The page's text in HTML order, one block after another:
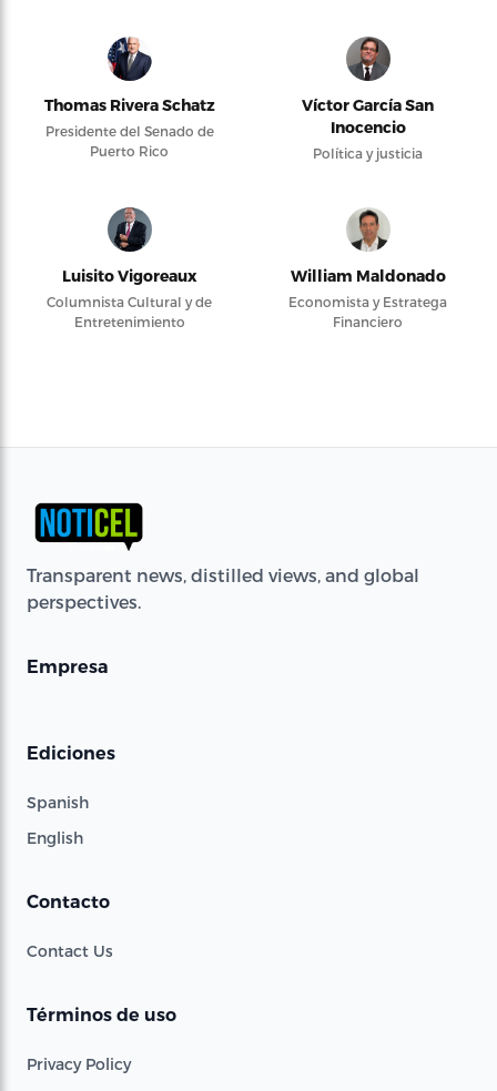
Thomas Rivera Schatz
Presidente del Senado de
Puerto Rico
Víctor García San
Inocencio
Política y justicia
Luisito Vigoreaux
Columnista Cultural y de
Entretenimiento
William Maldonado
Economista y Estratega
Financiero
Transparent news, distilled views, and global
perspectives.
Empresa
Ediciones
Spanish
English
Contacto
Contact Us
Términos de uso
Privacy Policy